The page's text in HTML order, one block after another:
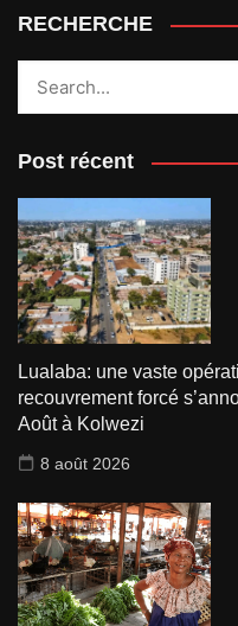
RECHERCHE
Post récent
Lualaba: une vaste
recouvrement forcé
Août à Kolwezi
8 août 2026